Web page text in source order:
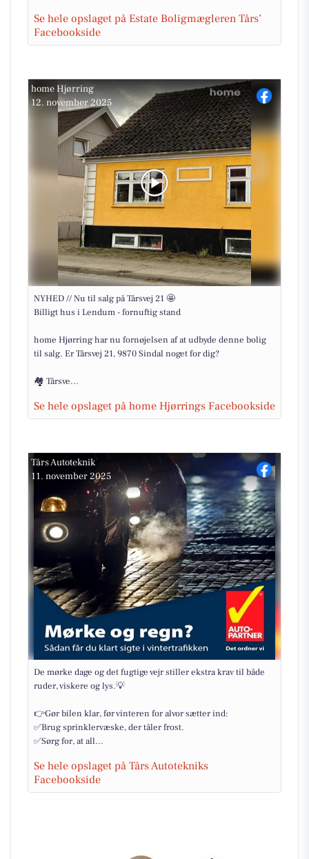
Se hele opslaget på Estate Boligmægleren Tårs’
Facebookside
home Hjørring
12. november 2025
NYHED // Nu til salg på Tårsvej 21 🤩
Billigt hus i Lendum - fornuftig stand
home Hjørring har nu fornøjelsen af at udbyde denne bolig
til salg. Er Tårsvej 21, 9870 Sindal noget for dig?
🏘️ Tårsve...
Se hele opslaget på home Hjørrings Facebookside
Tårs Autoteknik
11. november 2025
De mørke dage og det fugtige vejr stiller ekstra krav til både
ruder, viskere og lys.💡
👉Gør bilen klar, før vinteren for alvor sætter ind:
✅Brug sprinklervæske, der tåler frost.
✅Sørg for, at all...
Se hele opslaget på Tårs Autotekniks
Facebookside